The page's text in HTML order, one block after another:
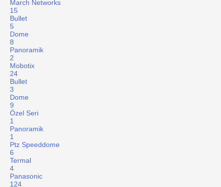
March Networks
15
Bullet
5
Dome
8
Panoramik
2
Mobotix
24
Bullet
3
Dome
9
Özel Seri
1
Panoramik
1
Ptz Speeddome
6
Termal
4
Panasonic
124